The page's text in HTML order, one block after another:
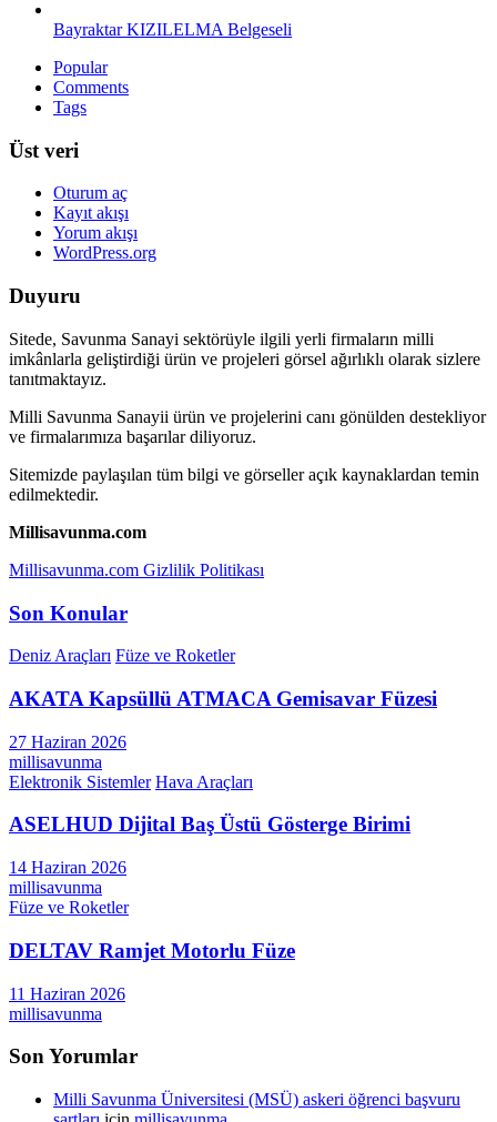
Bayraktar KIZILELMA Belgeseli
Popular
Comments
Tags
Üst veri
Oturum aç
Kayıt akışı
Yorum akışı
WordPress.org
Duyuru
Sitede, Savunma Sanayi sektörüyle ilgili yerli firmaların milli
imkânlarla geliştirdiği ürün ve projeleri görsel ağırlıklı olarak sizlere
tanıtmaktayız.
Milli Savunma Sanayii ürün ve projelerini canı gönülden destekliyor
ve firmalarımıza başarılar diliyoruz.
Sitemizde paylaşılan tüm bilgi ve görseller açık kaynaklardan temin
edilmektedir.
Millisavunma.com
Millisavunma.com Gizlilik Politikası
Son Konular
Deniz Araçları Füze ve Roketler
AKATA Kapsüllü ATMACA Gemisavar Füzesi
27 Haziran 2026
millisavunma
Elektronik Sistemler Hava Araçları
ASELHUD Dijital Baş Üstü Gösterge Birimi
14 Haziran 2026
millisavunma
Füze ve Roketler
DELTAV Ramjet Motorlu Füze
11 Haziran 2026
millisavunma
Son Yorumlar
Milli Savunma Üniversitesi (MSÜ) askeri öğrenci başvuru